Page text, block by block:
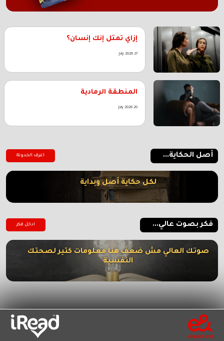
إزاي تمثل إنك إنسان؟
27 July 2026
المنطقة الرمادية
20 July 2026
أصل الحكاية... اعرف الحدوتة
لكل حكاية أصل وبداية
فكر بصوت عالي... ادخل فكر
صوتك العالي مش ضعف هنا معلومات كتير لصحتك
النفسية